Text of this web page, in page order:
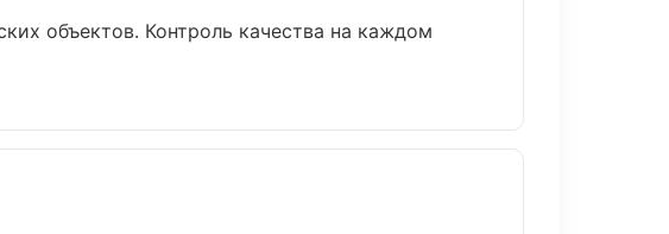
объектов. Контроль качества на каждом